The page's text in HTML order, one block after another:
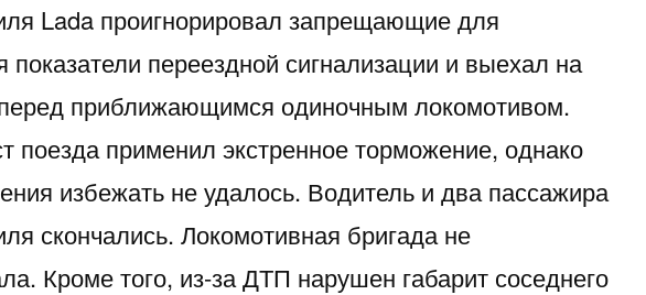
Lada проигнорировал запрещающие для
показатели переездной сигнализации и выехал на
приближающимся одиночным локомотивом.
поезда применил экстренное торможение, однако
избежать не удалось. Водитель и два пассажира
скончались. Локомотивная бригада не
Кроме того, из-за ДТП нарушен габарит соседнего